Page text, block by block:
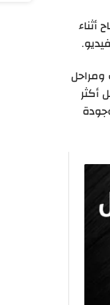
أثناء
ومراحل
أكثر